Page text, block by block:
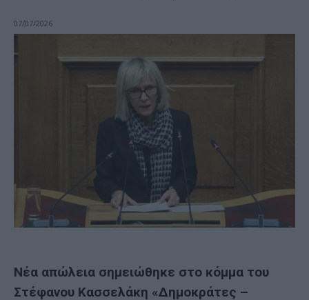
07/07/2026
Νέα απώλεια σημειώθηκε στο κόμμα του
Στέφανου Κασσελάκη «Δημοκράτες –